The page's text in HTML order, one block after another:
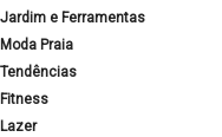
Jardim e Ferramentas
Moda Praia
Tendências
Fitness
Lazer